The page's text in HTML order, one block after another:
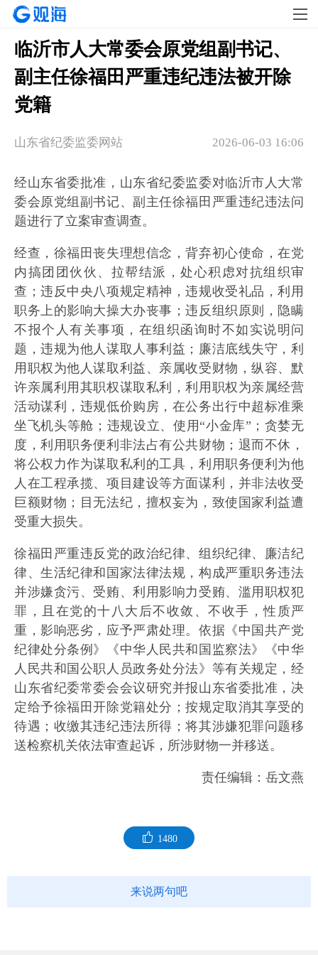
临沂市人大常委会原党组副书记、
副主任徐福田严重违纪违法被开除
党籍
2026-06-03 16:06
山东省纪委监委网站
经山东省委批准，山东省纪委监委对临沂市人大常
委会原党组副书记、副主任徐福田严重违纪违法问
题进行了立案审查调查。
经查，徐福田丧失理想信念，背弃初心使命，在党
内搞团团伙伙、拉帮结派，处心积虑对抗组织审
查；违反中央八项规定精神，违规收受礼品，利用
职务上的影响大操大办丧事；违反组织原则，隐瞒
不报个人有关事项，在组织函询时不如实说明问
题，违规为他人谋取人事利益；廉洁底线失守，利
用职权为他人谋取利益、亲属收受财物，纵容、默
许亲属利用其职权谋取私利，利用职权为亲属经营
活动谋利，违规低价购房，在公务出行中超标准乘
坐飞机头等舱；违规设立、使用“小金库”；贪婪无
度，利用职务便利非法占有公共财物；退而不休，
将公权力作为谋取私利的工具，利用职务便利为他
人在工程承揽、项目建设等方面谋利，并非法收受
巨额财物；目无法纪，擅权妄为，致使国家利益遭
受重大损失。
徐福田严重违反党的政治纪律、组织纪律、廉洁纪
律、生活纪律和国家法律法规，构成严重职务违法
并涉嫌贪污、受贿、利用影响力受贿、滥用职权犯
罪，且在党的十八大后不收敛、不收手，性质严
重，影响恶劣，应予严肃处理。依据《中国共产党
纪律处分条例》《中华人民共和国监察法》《中华
人民共和国公职人员政务处分法》等有关规定，经
山东省纪委常委会会议研究并报山东省委批准，决
定给予徐福田开除党籍处分；按规定取消其享受的
待遇；收缴其违纪违法所得；将其涉嫌犯罪问题移
送检察机关依法审查起诉，所涉财物一并移送。
责任编辑：岳文燕
1480
来说两句吧